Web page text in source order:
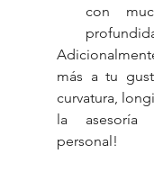
con
más a tu
curvatura,
la asesoría
personal!